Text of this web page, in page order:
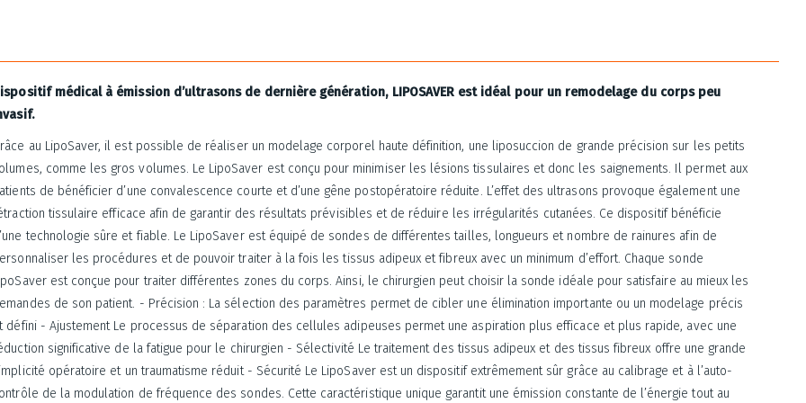
médical à émission d’ultrasons de dernière génération, LIPOSAVER est idéal pour un remodelage du corps peu
au LipoSaver, il est possible de réaliser un modelage corporel haute définition, une liposuccion de grande précision sur les petits
comme les gros volumes. Le LipoSaver est conçu pour minimiser les lésions tissulaires et donc les saignements. Il permet aux
de bénéficier d’une convalescence courte et d’une gêne postopératoire réduite. L’effet des ultrasons provoque également une
tissulaire efficace afin de garantir des résultats prévisibles et de réduire les irrégularités cutanées. Ce dispositif bénéficie
technologie sûre et fiable. Le LipoSaver est équipé de sondes de différentes tailles, longueurs et nombre de rainures afin de
les procédures et de pouvoir traiter à la fois les tissus adipeux et fibreux avec un minimum d’effort. Chaque sonde
est conçue pour traiter différentes zones du corps. Ainsi, le chirurgien peut choisir la sonde idéale pour satisfaire au mieux les
de son patient. - Précision : La sélection des paramètres permet de cibler une élimination importante ou un modelage précis
défini - Ajustement Le processus de séparation des cellules adipeuses permet une aspiration plus efficace et plus rapide, avec une
significative de la fatigue pour le chirurgien - Sélectivité Le traitement des tissus adipeux et des tissus fibreux offre une grande
opératoire et un traumatisme réduit - Sécurité Le LipoSaver est un dispositif extrêmement sûr grâce au calibrage et à l’auto-
de la modulation de fréquence des sondes. Cette caractéristique unique garantit une émission constante de l’énergie tout au